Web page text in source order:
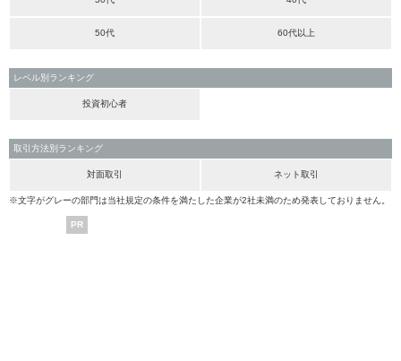
50代 60代以上
レベル別ランキング
投資初心者
取引方法別ランキング
対面取引 ネット取引
※文字がグレーの部門は当社規定の条件を満たした企業が2社未満のため発表しておりません。
PR